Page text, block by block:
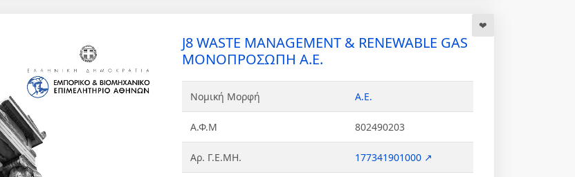
J8 WASTE MANAGEMENT & RENEWABLE GAS
ΜΟΝΟΠΡΟΣΩΠΗ Α.Ε.
Νομική Μορφή Α.Ε.
Α.Φ.Μ 802490203
Αρ. Γ.Ε.ΜΗ. 177341901000 ↗